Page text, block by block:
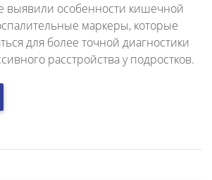
выявили особенности кишечной
маркеры, которые
для более точной диагностики
расстройства у подростков.